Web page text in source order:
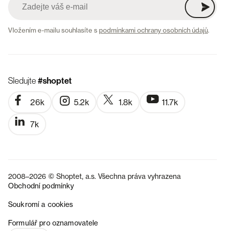
Vložením e-mailu souhlasíte spodmínkami ochrany osobních údajů.
Sledujte#shoptet
26k 5.2k 1.8k 11.7k
7k
2008–2026 © Shoptet, a.s. Všechna práva vyhrazena
Obchodní podmínky
Soukromí a cookies
Formulář pro oznamovatele